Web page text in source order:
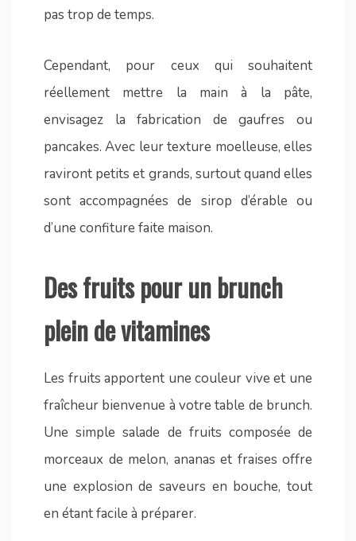
pas trop de temps.
Cependant, pour ceux qui souhaitent
réellement mettre la main à la pâte,
envisagez la fabrication de gaufres ou
pancakes. Avec leur texture moelleuse, elles
raviront petits et grands, surtout quand elles
sont accompagnées de sirop d’érable ou
d’une confiture faite maison.
Des fruits pour un brunch
plein de vitamines
Les fruits apportent une couleur vive et une
fraîcheur bienvenue à votre table de brunch.
Une simple salade de fruits composée de
morceaux de melon, ananas et fraises offre
une explosion de saveurs en bouche, tout
en étant facile à préparer.